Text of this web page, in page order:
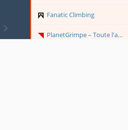
Fanatic Climbing
PlanetGrimpe – Toute l'actualité escalade